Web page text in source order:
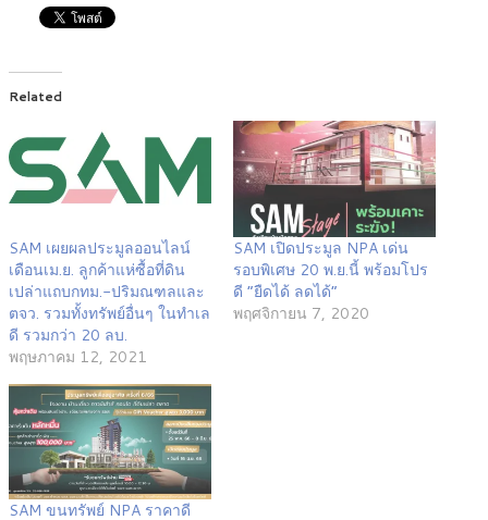
Related
SAM เผยผลประมูลออนไลน์
เดือนเม.ย. ลูกค้าแห่ซื้อที่ดิน
เปล่าแถบกทม.-ปริมณฑลและ
ตจว. รวมทั้งทรัพย์อื่นๆ ในทำเล
ดี รวมกว่า 20 ลบ.
พฤษภาคม 12, 2021
SAM เปิดประมูล NPA เด่น
รอบพิเศษ 20 พ.ย.นี้ พร้อมโปร
ดี “ยืดได้ ลดได้”
พฤศจิกายน 7, 2020
SAM ขนทรัพย์ NPA ราคาดี